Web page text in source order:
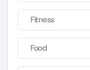
Fitness
Food